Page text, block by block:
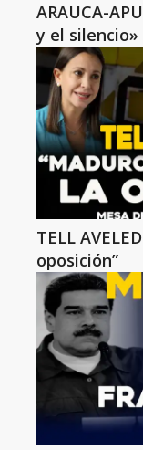
ARAUCA-
y el silencio»
TELL
oposición”